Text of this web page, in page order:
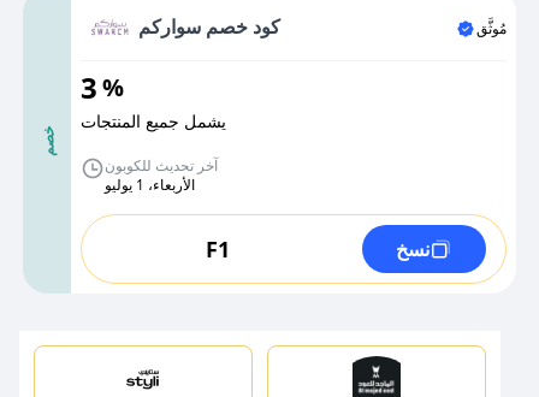
خصم
كود خصم سواركم مُوثَّق
3%
يشمل جميع المنتجات
آخر تحديث للكوبون
الأربعاء، 1 يوليو
F1 نسخ